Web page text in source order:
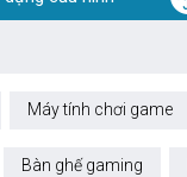
Máy tính chơi game
Bàn ghế gaming